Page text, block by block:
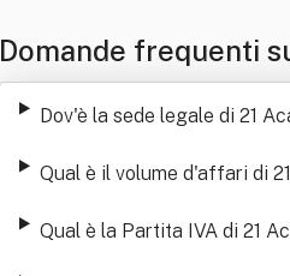
Domande frequenti
Dov'è la sede legale di 21
Qual è il volume d'affari di
Qual è la Partita IVA di 21